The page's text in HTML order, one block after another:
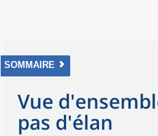
SOMMAIRE
Vue
pas d'élan